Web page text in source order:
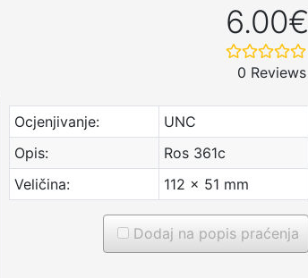
6.00€
0 Reviews
Ocjenjivanje:
UNC
Opis:
Ros 361c
Veličina:
112 x 51 mm
Dodaj na popis praćenja